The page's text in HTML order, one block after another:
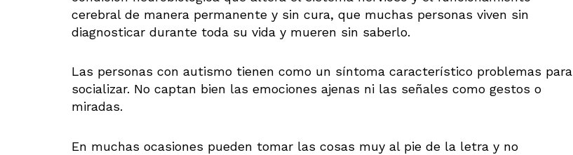
cerebral de manera permanente y sin cura, que muchas personas viven sin
diagnosticar durante toda su vida y mueren sin saberlo.
Las personas con autismo tienen como un síntoma característico problemas para
socializar. No captan bien las emociones ajenas ni las señales como gestos o
miradas.
En muchas ocasiones pueden tomar las cosas muy al pie de la letra y no